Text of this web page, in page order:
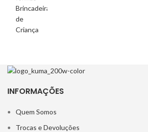
INFORMAÇÕES
Quem Somos
Trocas e Devoluções